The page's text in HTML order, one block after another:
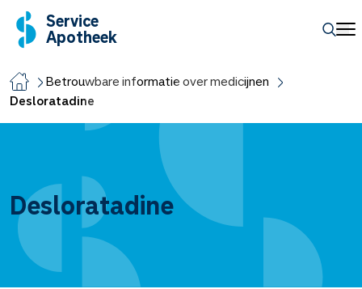
Service
Apotheek
Betrouwbare informatie over medicijnen
Desloratadine
Desloratadine